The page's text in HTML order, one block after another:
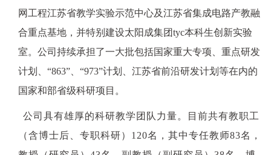
网工程江苏省教学实验示范中心及江苏省集成电路产教融
合重点基地，并特别建设太阳成集团tyc本科生创新实验
室。公司持续承担了一大批包括国家重大专项、重点研发
计划、“863”、“973”计划、江苏省前沿研发计划等在内的
国家和部省级科研项目 。
公司具有雄厚的科研教学团队力量。目前共有教职工
（含博士后、专职科研）120名，其中专任教师83名，